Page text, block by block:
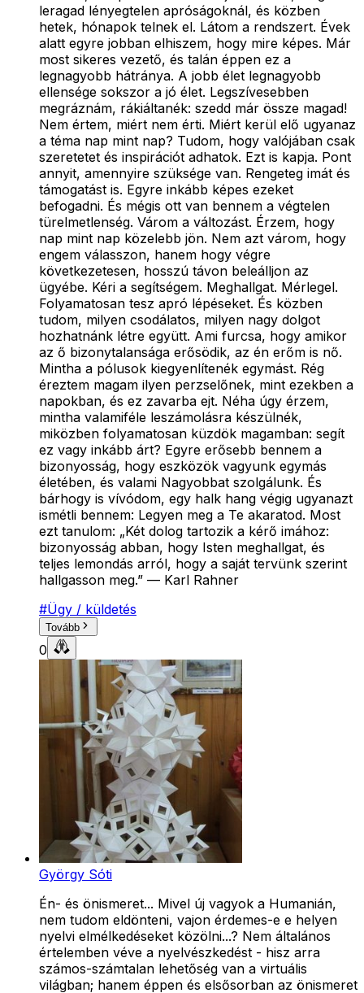
leragad lényegtelen apróságoknál, és közben
hetek, hónapok telnek el. Látom a rendszert. Évek
alatt egyre jobban elhiszem, hogy mire képes. Már
most sikeres vezető, és talán éppen ez a
legnagyobb hátránya. A jobb élet legnagyobb
ellensége sokszor a jó élet. Legszívesebben
megráznám, rákiáltanék: szedd már össze magad!
Nem értem, miért nem érti. Miért kerül elő ugyanaz
a téma nap mint nap? Tudom, hogy valójában csak
szeretetet és inspirációt adhatok. Ezt is kapja. Pont
annyit, amennyire szüksége van. Rengeteg imát és
támogatást is. Egyre inkább képes ezeket
befogadni. És mégis ott van bennem a végtelen
türelmetlenség. Várom a változást. Érzem, hogy
nap mint nap közelebb jön. Nem azt várom, hogy
engem válasszon, hanem hogy végre
következetesen, hosszú távon beleálljon az
ügyébe. Kéri a segítségem. Meghallgat. Mérlegel.
Folyamatosan tesz apró lépéseket. És közben
tudom, milyen csodálatos, milyen nagy dolgot
hozhatnánk létre együtt. Ami furcsa, hogy amikor
az ő bizonytalansága erősödik, az én erőm is nő.
Mintha a pólusok kiegyenlítenék egymást. Rég
éreztem magam ilyen perzselőnek, mint ezekben a
napokban, és ez zavarba ejt. Néha úgy érzem,
mintha valamiféle leszámolásra készülnék,
miközben folyamatosan küzdök magamban: segít
ez vagy inkább árt? Egyre erősebb bennem a
bizonyosság, hogy eszközök vagyunk egymás
életében, és valami Nagyobbat szolgálunk. És
bárhogy is vívódom, egy halk hang végig ugyanazt
ismétli bennem: Legyen meg a Te akaratod. Most
ezt tanulom: „Két dolog tartozik a kérő imához:
bizonyosság abban, hogy Isten meghallgat, és
teljes lemondás arról, hogy a saját tervünk szerint
hallgasson meg.” — Karl Rahner
#Ügy / küldetés
Tovább
0
György Sóti
Én- és önismeret... Mivel új vagyok a Humanián,
nem tudom eldönteni, vajon érdemes-e e helyen
nyelvi elmélkedéseket közölni...? Nem általános
értelemben véve a nyelvészkedést - hisz arra
számos-számtalan lehetőség van a virtuális
világban; hanem éppen és elsősorban az önismeret